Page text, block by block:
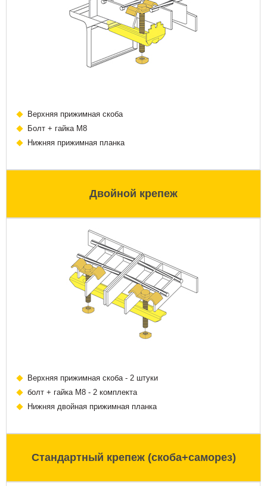
Верхняя прижимная скоба
Болт + гайка М8
Нижняя прижимная планка
Двойной крепеж
Верхняя прижимная скоба - 2 штуки
болт + гайка М8 - 2 комплекта
Нижняя двойная прижимная планка
Стандартный крепеж (скоба+саморез)